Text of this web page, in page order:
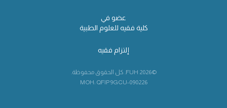
عضو في
كلية فقيه للعلوم الطبية
إلتزام فقيه
©2026 FUH. كل الحقوق محفوظة.
MOH: QFIP9GCU-090226